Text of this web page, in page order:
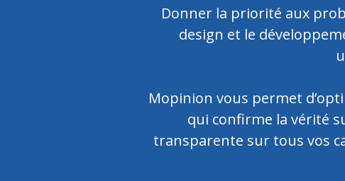
Donner la priorité aux
design et le
Mopinion vous permet
qui confirme la vérité
transparente sur tous vos